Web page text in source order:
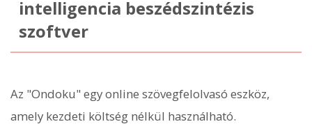
intelligencia beszédszintézis
szoftver
Az "Ondoku" egy online szövegfelolvasó eszköz,
amely kezdeti költség nélkül használható.